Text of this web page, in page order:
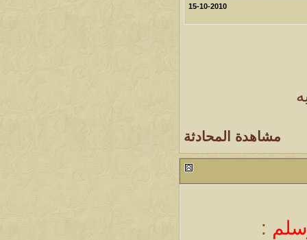
15-10-2010
مشاهدة المحادثة
: